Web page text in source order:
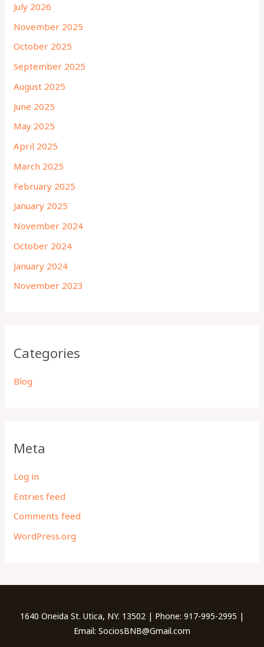
July 2026
November 2025
October 2025
September 2025
August 2025
June 2025
May 2025
April 2025
March 2025
February 2025
January 2025
November 2024
October 2024
January 2024
November 2023
Categories
Blog
Meta
Log in
Entries feed
Comments feed
WordPress.org
1640 Oneida St. Utica, NY. 13502 | Phone: 917-995-2995 |
Email: SociosBNB@Gmail.com